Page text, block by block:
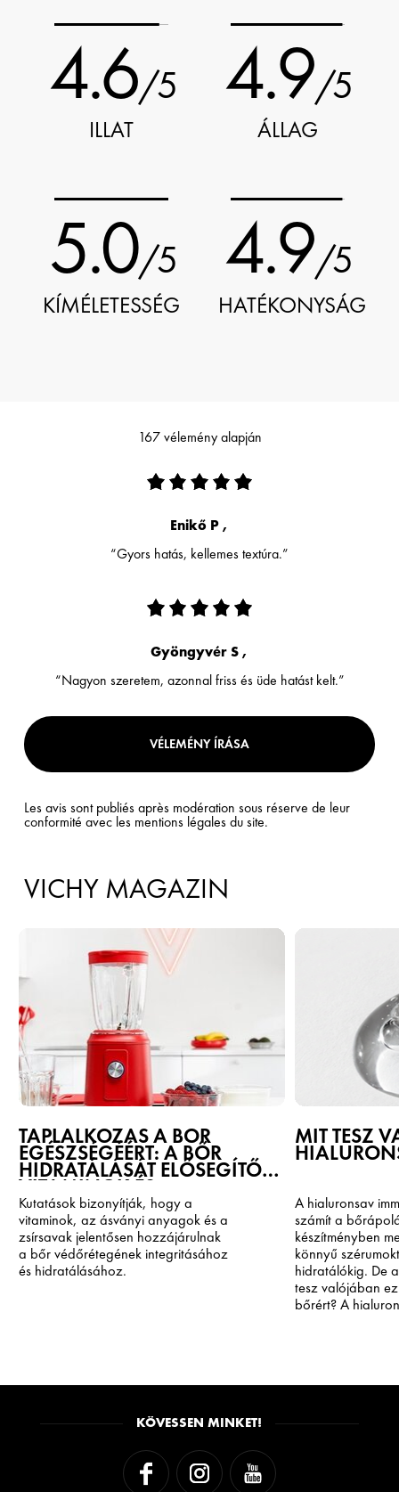
4.6/5
ILLAT
4.9/5
ÁLLAG
5.0/5
KÍMÉLETESSÉG
4.9/5
HATÉKONYSÁG
167 vélemény alapján
Enikő P ,
“Gyors hatás, kellemes textúra.”
Gyöngyvér S ,
“Nagyon szeretem, azonnal friss és üde hatást kelt.”
VÉLEMÉNY ÍRÁSA
Les avis sont publiés après modération sous réserve de leur
conformité avec les mentions légales du site.
VICHY MAGAZIN
TÁPLÁLKOZÁS A BŐR
EGÉSZSÉGÉÉRT: A BŐR
HIDRATÁLÁSÁT ELŐSEGÍTŐ
VITAMINOK ÉS
ÉLELMISZEREK
Kutatások bizonyítják, hogy a
vitaminok, az ásványi anyagok és a
zsírsavak jelentősen hozzájárulnak
a bőr védőrétegének integritásához
és hidratálásához.
MIT TESZ
A hialuronsav
számít a
készítményben
könnyű
hidratálókig. De
tesz valójában
bőrért? A
bőre egyedi
KÖVESSEN MINKET!